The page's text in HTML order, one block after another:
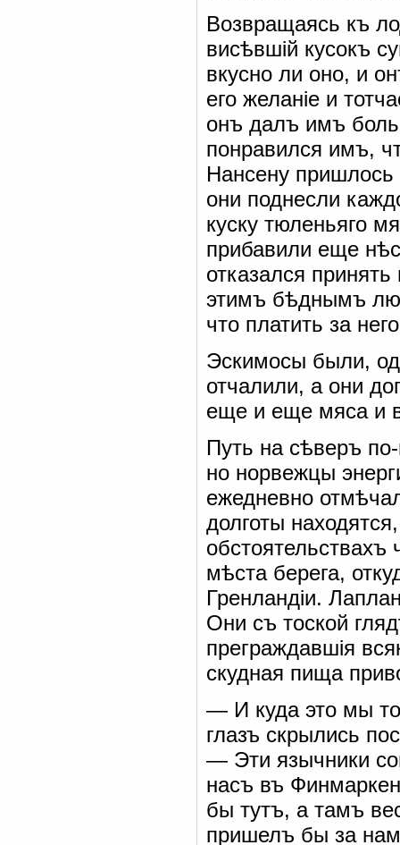
Возвращаясь къ
висѣвшій кусокъ
вкусно ли оно, и
его желаніе и
онъ далъ имъ
понравился имъ,
Нансену пришлось
они поднесли
куску тюленьяго
прибавили еще
отказался
этимъ бѣднымъ
что платить за
Эскимосы были,
отчалили, а они
еще и еще мяса и
Путь на сѣверъ
но норвежцы
ежедневно
долготы
обстоятельствахъ
мѣста берега,
Гренландіи.
Они съ тоской
преграждавшія
скудная пища
— И куда это мы
глазъ скрылись
— Эти язычники
насъ въ
бы тутъ, а тамъ
пришелъ бы за